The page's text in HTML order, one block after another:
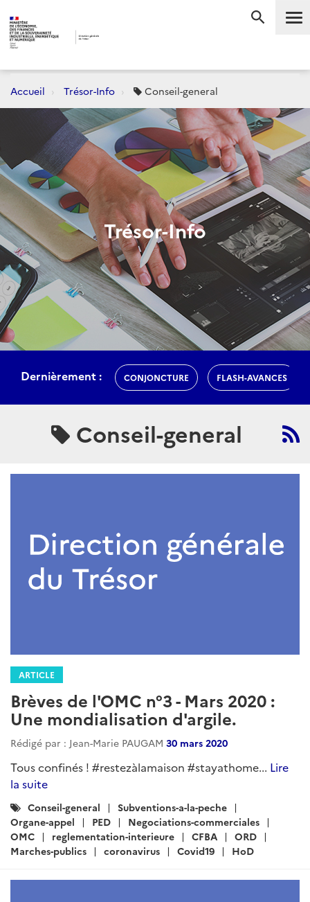
Accueil Trésor-Info Conseil-general
Trésor-Info
Dernièrement : CONJONCTURE FLASH-AVANCES
Conseil-general
ARTICLE
Brèves de l'OMC n°3 - Mars 2020 :
Une mondialisation d'argile.
Rédigé par : Jean-Marie PAUGAM 30 mars 2020
Tous confinés ! #restezàlamaison #stayathome... Lire
la suite
Catégories
:
Conseil-general
Subventions-a-la-peche
Organe-appel
PED
Negociations-commerciales
OMC
reglementation-interieure CFBA
ORD
Marches-publics
coronavirus Covid19 HoD